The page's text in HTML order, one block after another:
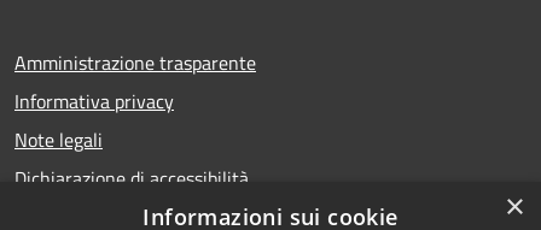
Amministrazione trasparente
Informativa privacy
Note legali
Dichiarazione di accessibilità
×
Informazioni sui cookie